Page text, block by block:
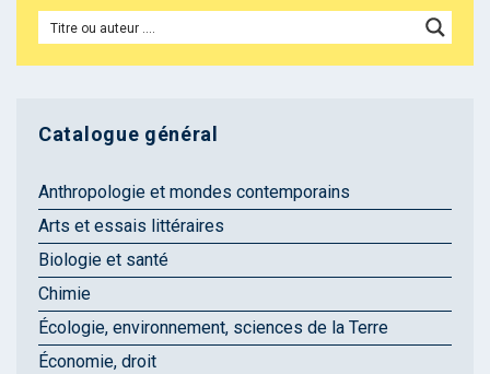
Catalogue général
Anthropologie et mondes contemporains
Arts et essais littéraires
Biologie et santé
Chimie
Écologie, environnement, sciences de la Terre
Économie, droit